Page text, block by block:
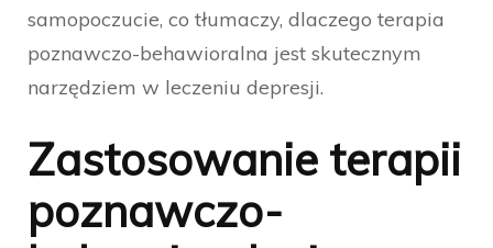
samopoczucie, co tłumaczy, dlaczego terapia
poznawczo-behawioralna jest skutecznym
narzędziem w leczeniu depresji.
Zastosowanie terapii
poznawczo-